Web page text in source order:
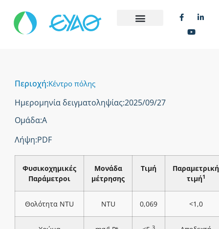
Περιοχή:Κέντρο πόλης
Ημερομηνία δειγματοληψίας:2025/09/27
Ομάδα:Α
Λήψη:PDF
Φυσικοχημικές
Παράμετροι
Μονάδα
μέτρησης
Τιμή
Παραμετρική
τιμή1
Θολότητα NTU NTU 0,069 <1,0
3